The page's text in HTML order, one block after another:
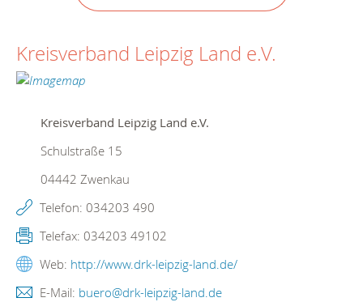
Kreisverband Leipzig Land e.V.
Kreisverband Leipzig Land e.V.
Schulstraße 15
04442 Zwenkau
Telefon: 034203 490
Telefax: 034203 49102
Web: http://www.drk-leipzig-land.de/
E-Mail: buero@drk-leipzig-land.de